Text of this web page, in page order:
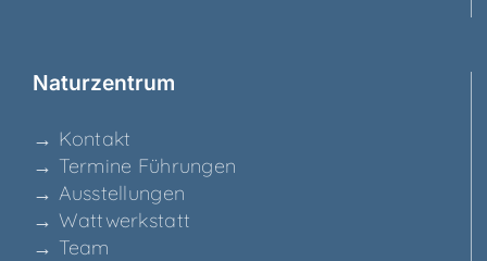
Natur­zen­trum
→ Kon­takt
→ Ter­mi­ne Führungen
→ Aus­stel­lun­gen
→ Watt­werk­statt
→ Team